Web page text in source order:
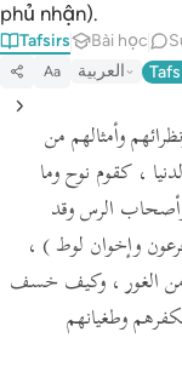
phủ nhận).
Tafsirs Bài học
Aa العربية
وأمثالهم من
، كقوم نوح وما
الرس وقد
وإخوان لوط ) ،
من الغور ، وكيف خسف
وطغيانهم